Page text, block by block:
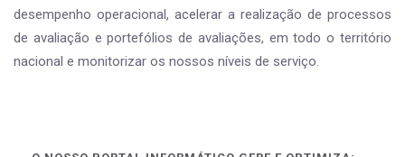
desempenho operacional, acelerar a realização de processos
de avaliação e portefólios de avaliações, em todo o território
nacional e monitorizar os nossos níveis de serviço.